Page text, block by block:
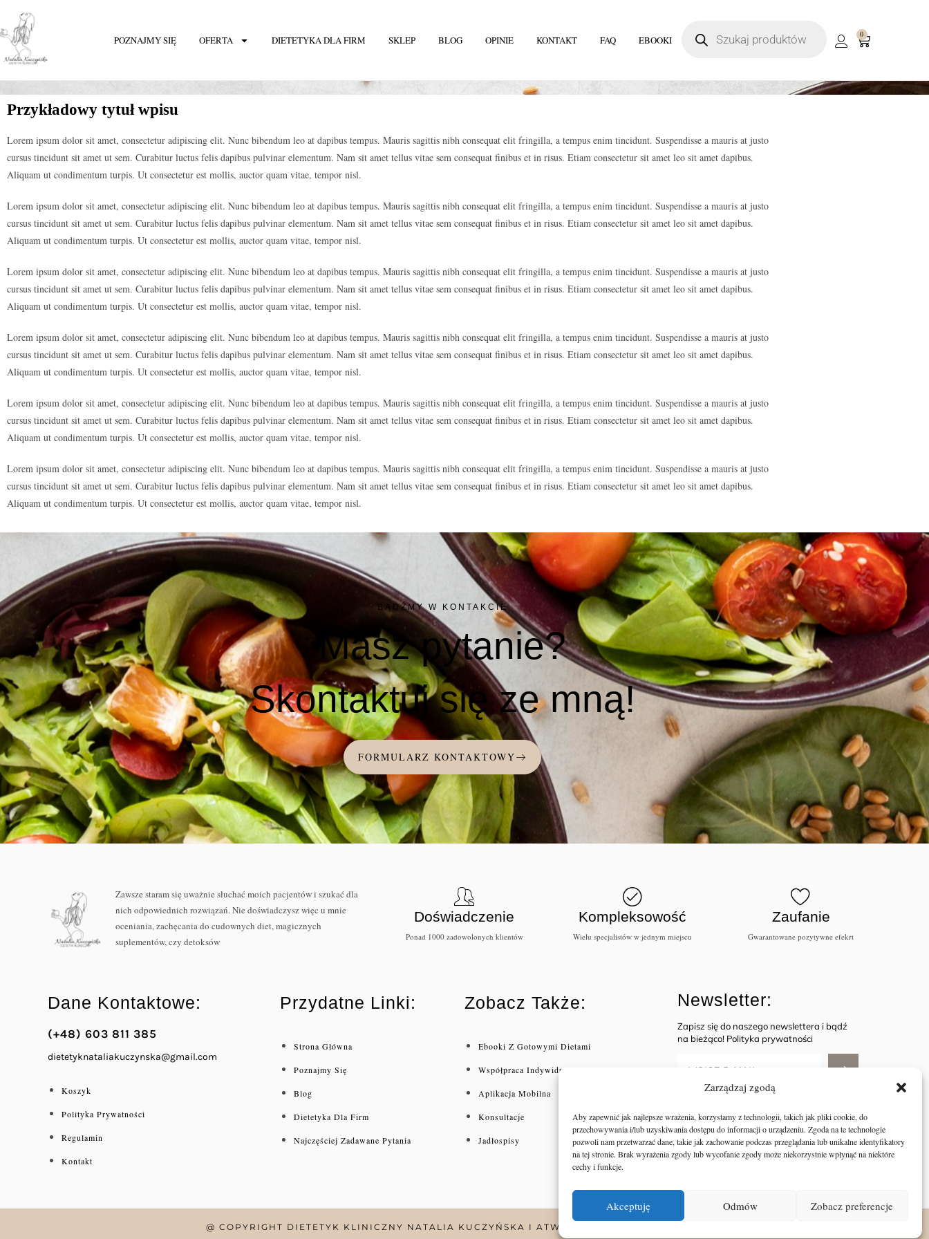
Zarządzaj zgodą
Aby zapewnić jak najlepsze wrażenia, korzystamy z technologii, takich jak pliki cookie, do
przechowywania i/lub uzyskiwania dostępu do informacji o urządzeniu. Zgoda na te technologie
pozwoli nam przetwarzać dane, takie jak zachowanie podczas przeglądania lub unikalne identyfikatory
na tej stronie. Brak wyrażenia zgody lub wycofanie zgody może niekorzystnie wpłynąć na niektóre
cechy i funkcje.
Akceptuję Odmów Zobacz preferencje
POZNAJMY SIĘ OFERTA DIETETYKA DLA FIRM SKLEP BLOG OPINIE KONTAKT FAQ EBOOKI
0
Przykładowy tytuł wpisu
Lorem ipsum dolor sit amet, consectetur adipiscing elit. Nunc bibendum leo at dapibus tempus. Mauris sagittis nibh consequat elit fringilla, a tempus enim tincidunt. Suspendisse a mauris at justo
cursus tincidunt sit amet ut sem. Curabitur luctus felis dapibus pulvinar elementum. Nam sit amet tellus vitae sem consequat finibus et in risus. Etiam consectetur sit amet leo sit amet dapibus.
Aliquam ut condimentum turpis. Ut consectetur est mollis, auctor quam vitae, tempor nisl.
Lorem ipsum dolor sit amet, consectetur adipiscing elit. Nunc bibendum leo at dapibus tempus. Mauris sagittis nibh consequat elit fringilla, a tempus enim tincidunt. Suspendisse a mauris at justo
cursus tincidunt sit amet ut sem. Curabitur luctus felis dapibus pulvinar elementum. Nam sit amet tellus vitae sem consequat finibus et in risus. Etiam consectetur sit amet leo sit amet dapibus.
Aliquam ut condimentum turpis. Ut consectetur est mollis, auctor quam vitae, tempor nisl.
Lorem ipsum dolor sit amet, consectetur adipiscing elit. Nunc bibendum leo at dapibus tempus. Mauris sagittis nibh consequat elit fringilla, a tempus enim tincidunt. Suspendisse a mauris at justo
cursus tincidunt sit amet ut sem. Curabitur luctus felis dapibus pulvinar elementum. Nam sit amet tellus vitae sem consequat finibus et in risus. Etiam consectetur sit amet leo sit amet dapibus.
Aliquam ut condimentum turpis. Ut consectetur est mollis, auctor quam vitae, tempor nisl.
Lorem ipsum dolor sit amet, consectetur adipiscing elit. Nunc bibendum leo at dapibus tempus. Mauris sagittis nibh consequat elit fringilla, a tempus enim tincidunt. Suspendisse a mauris at justo
cursus tincidunt sit amet ut sem. Curabitur luctus felis dapibus pulvinar elementum. Nam sit amet tellus vitae sem consequat finibus et in risus. Etiam consectetur sit amet leo sit amet dapibus.
Aliquam ut condimentum turpis. Ut consectetur est mollis, auctor quam vitae, tempor nisl.
Lorem ipsum dolor sit amet, consectetur adipiscing elit. Nunc bibendum leo at dapibus tempus. Mauris sagittis nibh consequat elit fringilla, a tempus enim tincidunt. Suspendisse a mauris at justo
cursus tincidunt sit amet ut sem. Curabitur luctus felis dapibus pulvinar elementum. Nam sit amet tellus vitae sem consequat finibus et in risus. Etiam consectetur sit amet leo sit amet dapibus.
Aliquam ut condimentum turpis. Ut consectetur est mollis, auctor quam vitae, tempor nisl.
Lorem ipsum dolor sit amet, consectetur adipiscing elit. Nunc bibendum leo at dapibus tempus. Mauris sagittis nibh consequat elit fringilla, a tempus enim tincidunt. Suspendisse a mauris at justo
cursus tincidunt sit amet ut sem. Curabitur luctus felis dapibus pulvinar elementum. Nam sit amet tellus vitae sem consequat finibus et in risus. Etiam consectetur sit amet leo sit amet dapibus.
Aliquam ut condimentum turpis. Ut consectetur est mollis, auctor quam vitae, tempor nisl.
BĄDŹMY W KONTAKCIE
Masz pytanie?
Skontaktuj się ze mną!
FORMULARZ KONTAKTOWY
Zawsze staram się uważnie słuchać moich pacjentów i szukać dla
nich odpowiednich rozwiązań. Nie doświadczysz więc u mnie
oceniania, zachęcania do cudownych diet, magicznych
suplementów, czy detoksów
Doświadczenie
Ponad 1000 zadowolonych klientów
Kompleksowość
Wielu specjalistów w jednym miejscu
Zaufanie
Gwarantowane pozytywne efekrt
Dane Kontaktowe:
(+48) 603 811 385
dietetyknataliakuczynska@gmail.com
Koszyk
Polityka Prywatności
Regulamin
Kontakt
Przydatne Linki:
Strona Główna
Poznajmy Się
Blog
Dietetyka Dla Firm
Najczęściej Zadawane Pytania
Zobacz Także:
Ebooki Z Gotowymi Dietami
Współpraca Indywidualna
Aplikacja Mobilna
Konsultacje
Jadłospisy
Newsletter:
Zapisz się do naszego newslettera i bądź
na bieżąco! Polityka prywatności
zgodnie z polityką prywatności i regulaminem
sklepu.
@ COPYRIGHT DIETETYK KLINICZNY NATALIA KUCZYŃSKA I ATWI.PL